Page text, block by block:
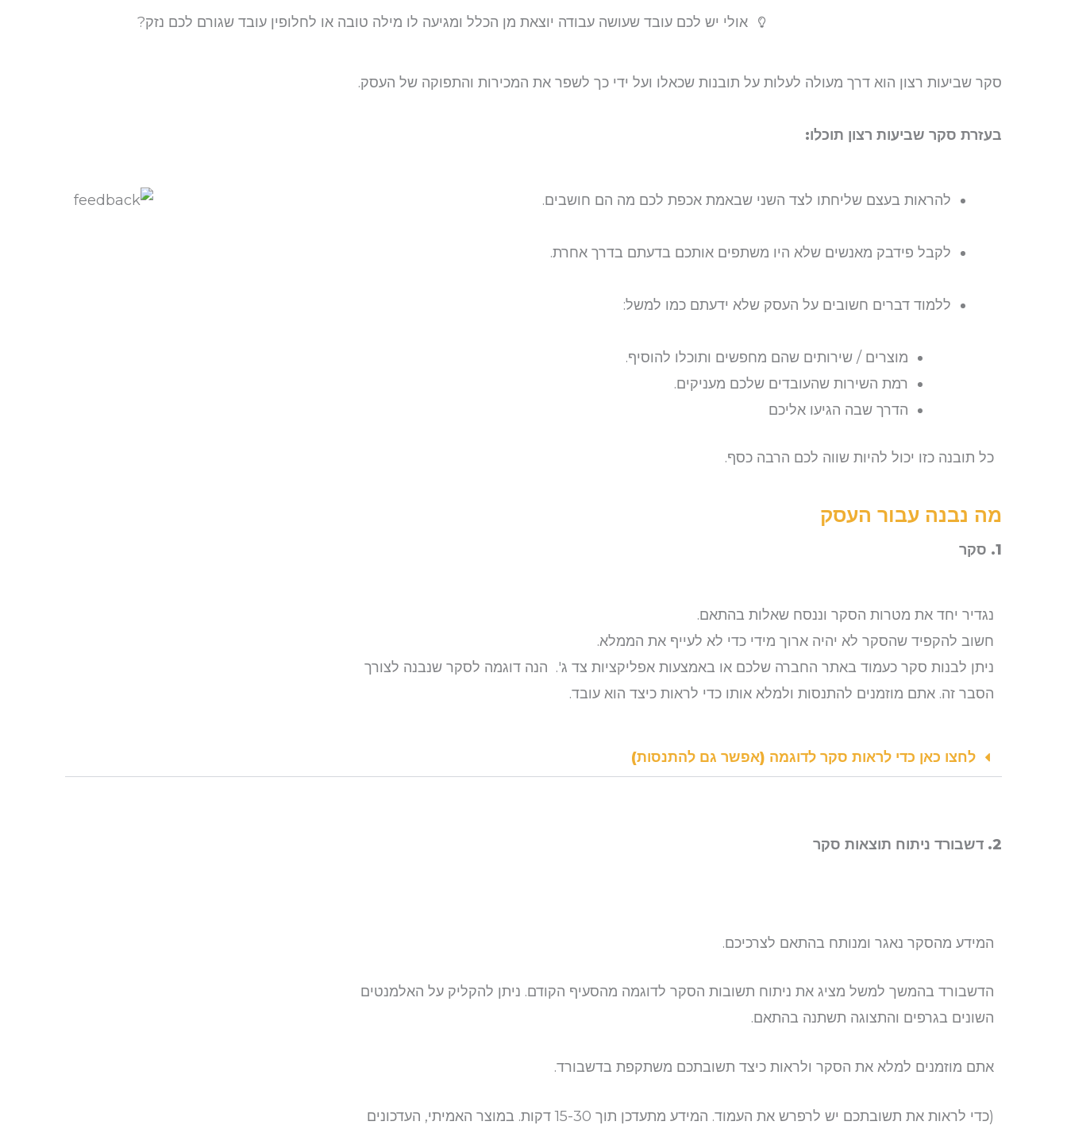
אולי יש לכם עובד שעושה עבודה יוצאת מן הכלל ומגיעה לו מילה טובה או לחלופין עובד שגורם לכם נזק?
סקר שביעות רצון הוא דרך מעולה לעלות על תובנות שכאלו ועל ידי כך לשפר את המכירות והתפוקה של העסק.
בעזרת סקר שביעות רצון תוכלו:
להראות בעצם שליחתו לצד השני שבאמת אכפת לכם מה הם חושבים.
לקבל פידבק מאנשים שלא היו משתפים אותכם בדעתם בדרך אחרת.
ללמוד דברים חשובים על העסק שלא ידעתם כמו למשל:
מוצרים / שירותים שהם מחפשים ותוכלו להוסיף.
רמת השירות שהעובדים שלכם מעניקים.
הדרך שבה הגיעו אליכם
כל תובנה כזו יכול להיות שווה לכם הרבה כסף.
מה נבנה עבור העסק
1. סקר
נגדיר יחד את מטרות הסקר וננסח שאלות בהתאם.
חשוב להקפיד שהסקר לא יהיה ארוך מידי כדי לא לעייף את הממלא.
ניתן לבנות סקר כעמוד באתר החברה שלכם או באמצעות אפליקציות צד ג'. הנה דוגמה לסקר שנבנה לצורך
הסבר זה. אתם מוזמנים להתנסות ולמלא אותו כדי לראות כיצד הוא עובד.
לחצו כאן כדי לראות סקר לדוגמה (אפשר גם להתנסות)
2. דשבורד ניתוח תוצאות סקר
המידע מהסקר נאגר ומנותח בהתאם לצרכיכם.
הדשבורד בהמשך למשל מציג את ניתוח תשובות הסקר לדוגמה מהסעיף הקודם. ניתן להקליק על האלמנטים
השונים בגרפים והתצוגה תשתנה בהתאם.
אתם מוזמנים למלא את הסקר ולראות כיצד תשובתכם משתקפת בדשבורד.
(כדי לראות את תשובתכם יש לרפרש את העמוד. המידע מתעדכן תוך 15-30 דקות. במוצר האמיתי, העדכונים